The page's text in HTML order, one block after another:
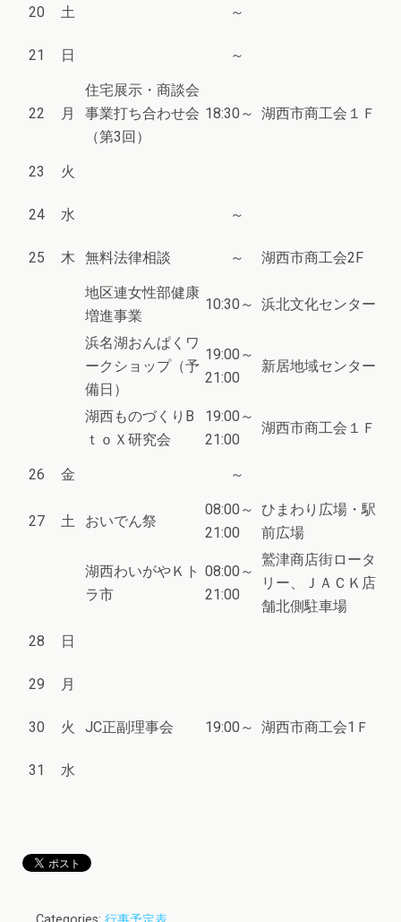
20 土 ～
21 日 ～
22 月
住宅展示・商談会
事業打ち合わせ会
（第3回）
18:30～ 湖西市商工会１Ｆ
23 火
24 水 ～
25 木 無料法律相談 ～ 湖西市商工会2F
地区連女性部健康
増進事業
10:30～ 浜北文化センター
浜名湖おんぱくワ
ークショップ（予
備日）
19:00～
21:00
新居地域センター
湖西ものづくりB
ｔｏＸ研究会
19:00～
21:00
湖西市商工会１Ｆ
26 金 ～
27 土 おいでん祭
08:00～
21:00
ひまわり広場・駅
前広場
湖西わいがやＫト
ラ市
08:00～
21:00
鷲津商店街ロータ
リー、ＪＡＣＫ店
舗北側駐車場
28 日
29 月
30 火 JC正副理事会 19:00～ 湖西市商工会1Ｆ
31 水